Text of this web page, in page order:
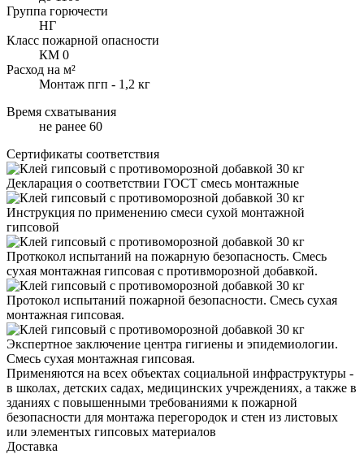
Группа горючести
НГ
Класс пожарной опасности
КМ 0
Расход на м²
Монтаж пгп - 1,2 кг
Время схватывания
не ранее 60
Сертификаты соответствия
Декларация о соответствии ГОСТ смесь монтажные
Инструкция по применению смеси сухой монтажной
гипсовой
Проткокол испытаний на пожарную безопасность. Смесь
сухая монтажная гипсовая с противморозной добавкой.
Протокол испытаний пожарной безопасности. Смесь сухая
монтажная гипсовая.
Экспертное заключение центра гигиены и эпидемиологии.
Смесь сухая монтажная гипсовая.
Применяются на всех объектах социальной инфраструктуры -
в школах, детских садах, медицинских учреждениях, а также в
зданиях с повышенными требованиями к пожарной
безопасности для монтажа перегородок и стен из листовых
или элементых гипсовых материалов
Доставка